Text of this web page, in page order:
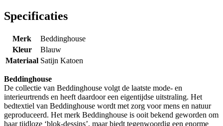
Specificaties
Merk
Beddinghouse
Kleur
Blauw
Materiaal Satijn Katoen
Beddinghouse
De collectie van Beddinghouse volgt de laatste mode- en
interieurtrends en heeft daardoor een eigentijdse uitstraling. Het
bedtextiel van Beddinghouse wordt met zorg voor mens en natuur
geproduceerd. Het merk Beddinghouse is ooit bekend geworden om
haar tijdloze ‘blok-dessins’, maar biedt tegenwoordig een enorme